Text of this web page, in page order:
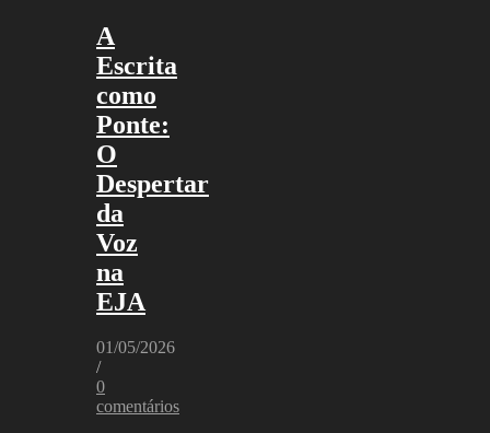
A
Escrita
como
Ponte:
O
Despertar
da
Voz
na
EJA
01/05/2026
/
0
comentários